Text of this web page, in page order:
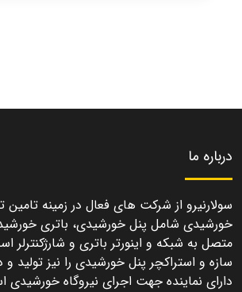
درباره ما
سولارنیرو از شرکت های فعال در زمینه تامین
خورشیدی شامل پنل خورشیدی، باتری
متصل به شبکه و اینورتر باتری و
سازه و استراکچر پنل خورشیدی را نیز تولید
دارای نماینده جهت اجرای نیروگاه